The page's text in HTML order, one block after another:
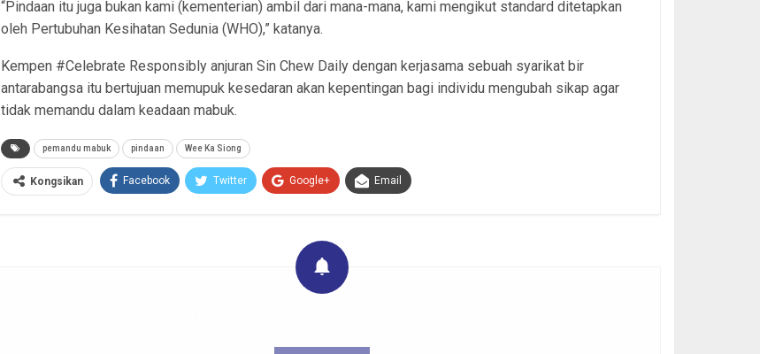
“Pindaan itu juga bukan kami (kementerian) ambil dari mana-mana, kami mengikut standard ditetapkan
oleh Pertubuhan Kesihatan Sedunia (WHO),” katanya.
Kempen #Celebrate Responsibly anjuran Sin Chew Daily dengan kerjasama sebuah syarikat bir
antarabangsa itu bertujuan memupuk kesedaran akan kepentingan bagi individu mengubah sikap agar
tidak memandu dalam keadaan mabuk.
pemandu mabuk pindaan Wee Ka Siong
Kongsikan Facebook Twitter Google+ Email